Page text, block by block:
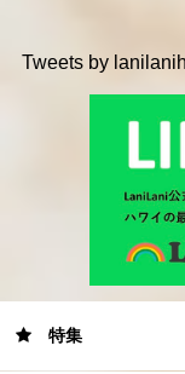
Tweets by
特集